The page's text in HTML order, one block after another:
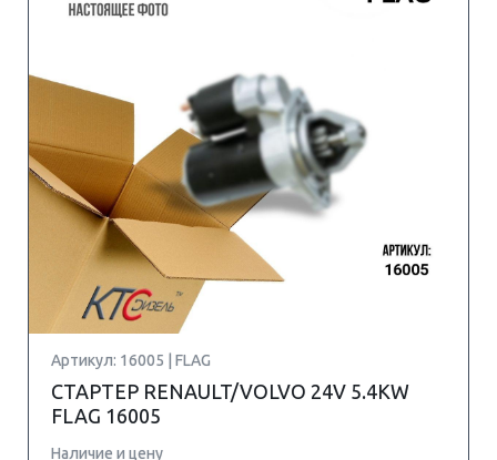
Артикул: 16005 | FLAG
СТАРТЕР RENAULT/VOLVO 24V 5.4KW
FLAG 16005
Наличие и цену